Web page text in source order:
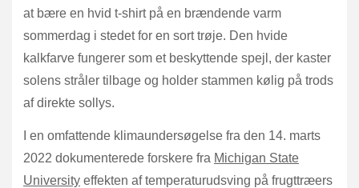
at bære en hvid t-shirt på en brændende varm
sommerdag i stedet for en sort trøje. Den hvide
kalkfarve fungerer som et beskyttende spejl, der kaster
solens stråler tilbage og holder stammen kølig på trods
af direkte sollys.
I en omfattende klimaundersøgelse fra den 14. marts
2022 dokumenterede forskere fra Michigan State
University effekten af temperaturudsving på frugttræers